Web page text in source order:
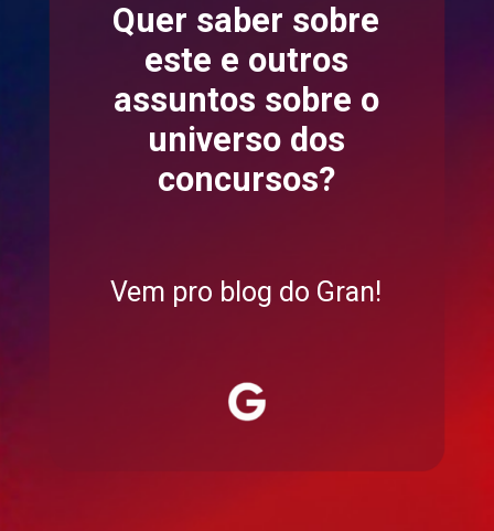
Quer saber sobre
este e outros
assuntos sobre o
universo dos
concursos?
Vem pro blog do Gran!